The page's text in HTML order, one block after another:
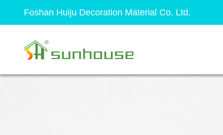
Foshan Huiju Decoration Material Co. Ltd.